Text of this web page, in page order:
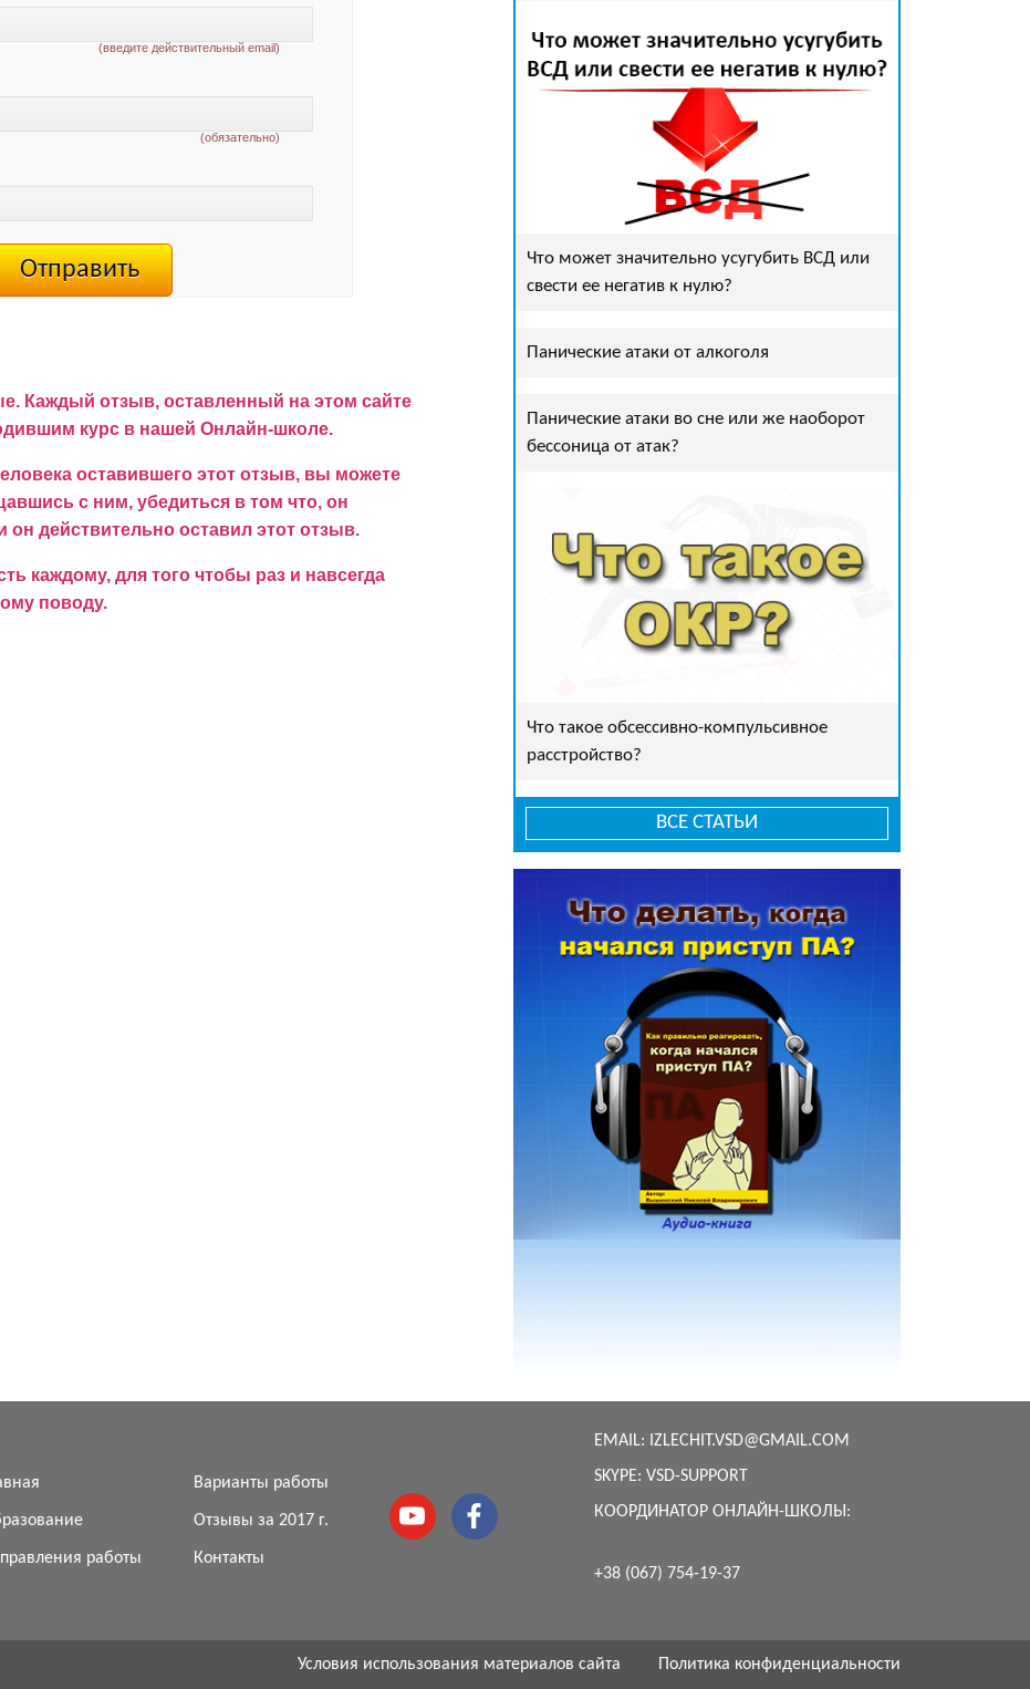
(введите действительный email)
(обязательно)
Каждый отзыв, оставленный на этом сайте
курс в нашей Онлайн-школе.
оставившего этот отзыв, вы можете
с ним, убедиться в том что, он
он действительно оставил этот отзыв.
каждому, для того чтобы раз и навсегда
поводу.
Что может значительно усугубить ВСД или
свести ее негатив к нулю?
Панические атаки от алкоголя
Панические атаки во сне или же наоборот
бессоница от атак?
Что такое обсессивно-компульсивное
расстройство?
ВСЕ СТАТЬИ
работы
Варианты работы
Отзывы за 2017 г.
Контакты
EMAIL: IZLECHIT.VSD@GMAIL.COM
SKYPE: VSD-SUPPORT
КООРДИНАТОР ОНЛАЙН-ШКОЛЫ:
+38 (067) 754-19-37
Условия использования материалов сайта Политика конфиденциальности